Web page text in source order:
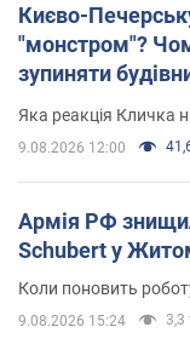
Києво-
"монстром"?
зупиняти
вірянина"
Яка реакція Кличка
9.08.2026 12:00
Армія РФ
Schubert у
Коли поновить
9.08.2026 15:24 3,3